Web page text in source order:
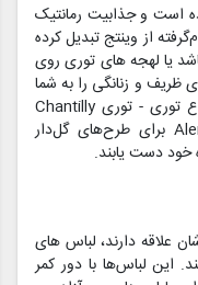
است و جذابیت رمانتیک
از وینتج تبدیل کرده
یا لهجه های توری روی
ظریف و زنانگی را به شما
می بخشد. عروس‌ها می‌توانند از بین انواع توری - توری Chantilly
برای الگوهای پیچیده‌اش یا توری Alençon برای طرح‌های گل‌دار
خود دست یابند.
به زرق و برق دهه 20 خروشان علاقه دارند، لباس های
این لباس‌ها با دور کمر